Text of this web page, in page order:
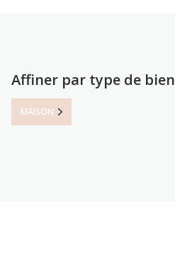
Affiner par type de bien
MAISON